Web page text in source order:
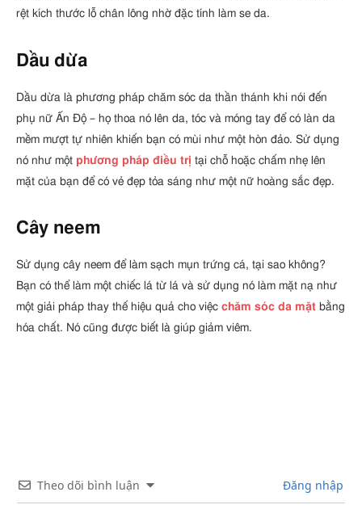
rệt kích thước lỗ chân lông nhờ đặc tính làm se da.
Dầu dừa
Dầu dừa là phương pháp chăm sóc da thần thánh khi nói đến
phụ nữ Ấn Độ – họ thoa nó lên da, tóc và móng tay để có làn da
mềm mượt tự nhiên khiến bạn có mùi như một hòn đảo. Sử dụng
nó như một phương pháp điều trị tại chỗ hoặc chấm nhẹ lên
mặt của bạn để có vẻ đẹp tỏa sáng như một nữ hoàng sắc đẹp.
Cây neem
Sử dụng cây neem để làm sạch mụn trứng cá, tại sao không?
Bạn có thể làm một chiếc lá từ lá và sử dụng nó làm mặt nạ như
một giải pháp thay thế hiệu quả cho việc chăm sóc da mặt bằng
hóa chất. Nó cũng được biết là giúp giảm viêm.
Theo dõi bình luận Đăng nhập